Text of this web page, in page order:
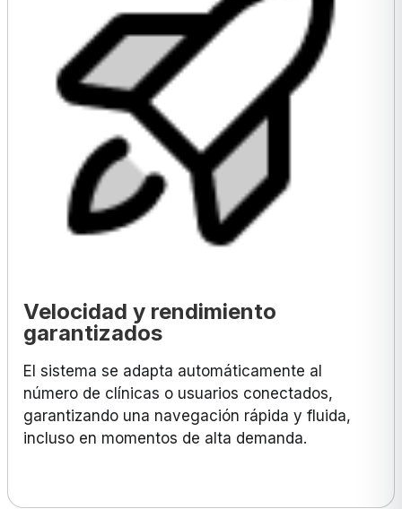
Velocidad y rendimiento
garantizados
El sistema se adapta automáticamente al
número de clínicas o usuarios conectados,
garantizando una navegación rápida y fluida,
incluso en momentos de alta demanda.